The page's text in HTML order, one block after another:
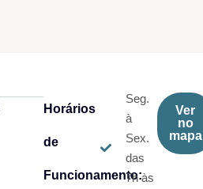
Horários
de
Funcionamento:
Seg.
à
Sex.
das
7h às
Ver
no
mapa